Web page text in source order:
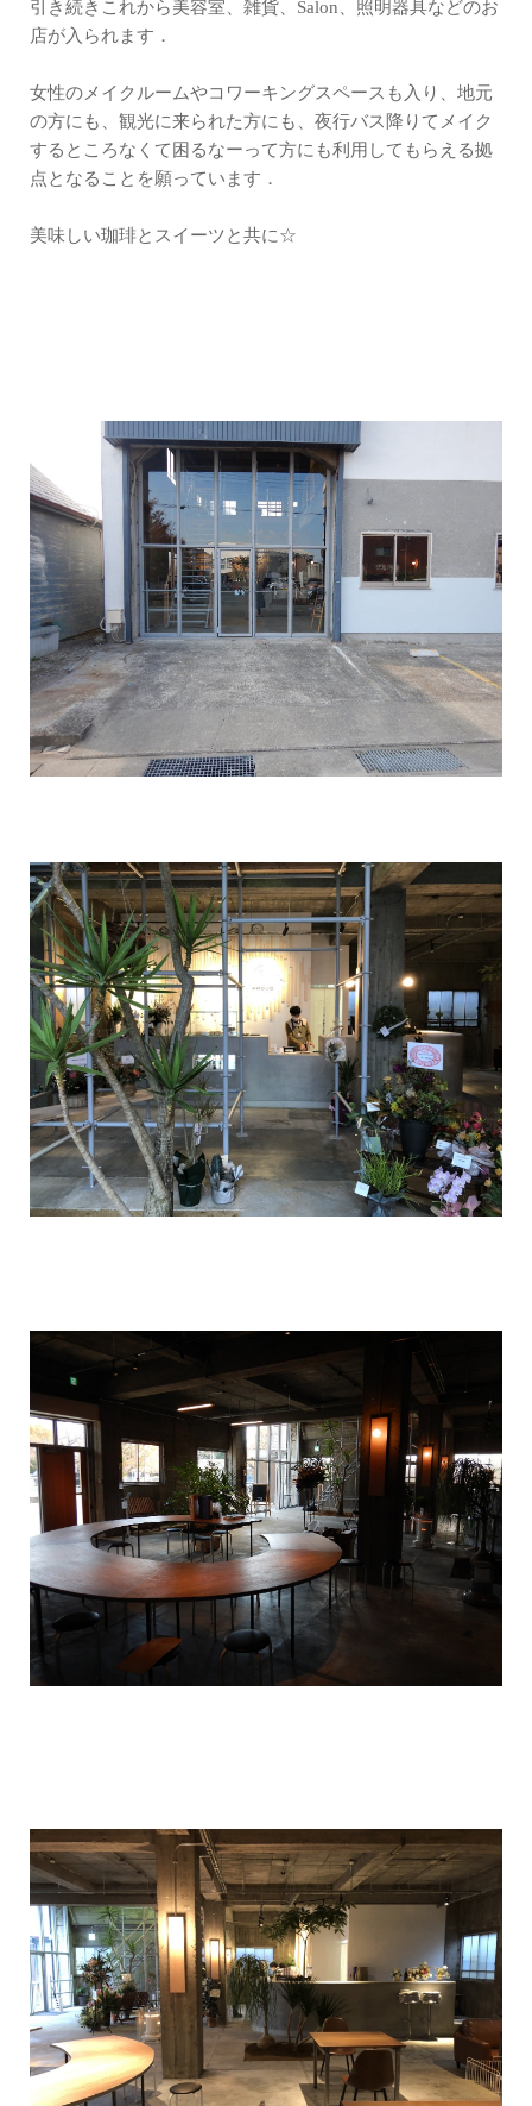
引き続きこれから美容室、雑貨、Salon、照明器具などのお
店が入られます．
女性のメイクルームやコワーキングスペースも入り、地元
の方にも、観光に来られた方にも、夜行バス降りてメイク
するところなくて困るなーって方にも利用してもらえる拠
点となることを願っています．
美味しい珈琲とスイーツと共に☆